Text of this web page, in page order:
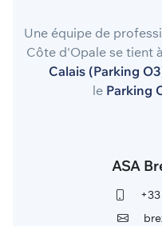
Une équipe de
Côte d'Opale se tient
Calais (Parking
le Parking
ASA